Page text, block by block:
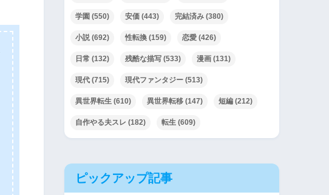
学園 (550) 安価 (443) 完結済み (380)
小説(692) 性転換 (159) 恋愛 (426)
日常 (132) 残酷な描写 (533) 漫画 (131)
現代 (715) 現代ファンタジー (513)
異世界転生 (610) 異世界転移 (147) 短編 (212)
自作やる夫スレ (182) 転生 (609)
ピックアップ記事